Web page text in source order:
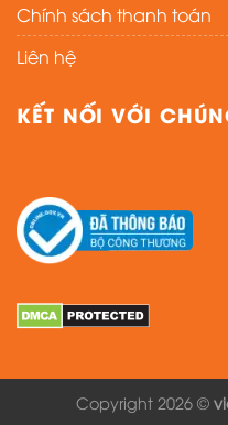
Chính sách thanh toán
Liên hệ
KẾT NỐI VỚI
Copyright 2026 ©